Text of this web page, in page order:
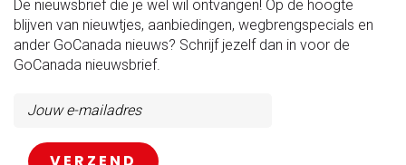
De nieuwsbrief die je wel wil ontvangen! Op de hoogte
blijven van nieuwtjes, aanbiedingen, wegbrengspecials en
ander GoCanada nieuws? Schrijf jezelf dan in voor de
GoCanada nieuwsbrief.